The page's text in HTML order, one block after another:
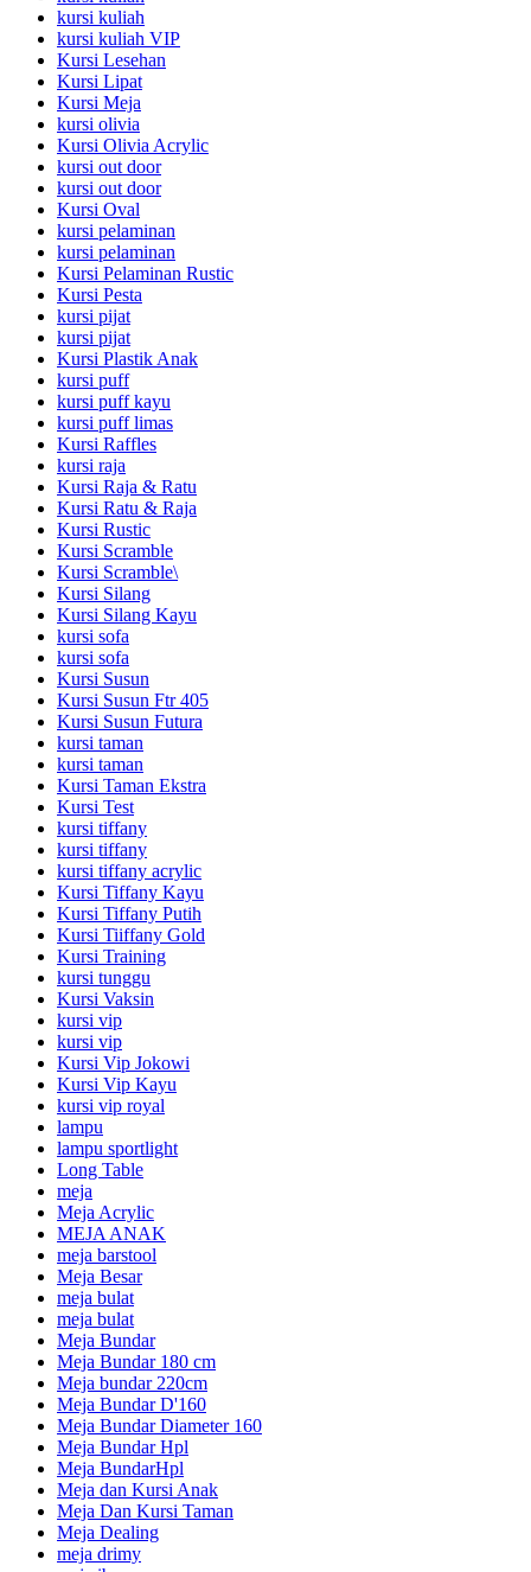
kursi kuliah
kursi kuliah VIP
Kursi Lesehan
Kursi Lipat
Kursi Meja
kursi olivia
Kursi Olivia Acrylic
kursi out door
kursi out door
Kursi Oval
kursi pelaminan
kursi pelaminan
Kursi Pelaminan Rustic
Kursi Pesta
kursi pijat
kursi pijat
Kursi Plastik Anak
kursi puff
kursi puff kayu
kursi puff limas
Kursi Raffles
kursi raja
Kursi Raja & Ratu
Kursi Ratu & Raja
Kursi Rustic
Kursi Scramble
Kursi Scramble\
Kursi Silang
Kursi Silang Kayu
kursi sofa
kursi sofa
Kursi Susun
Kursi Susun Ftr 405
Kursi Susun Futura
kursi taman
kursi taman
Kursi Taman Ekstra
Kursi Test
kursi tiffany
kursi tiffany
kursi tiffany acrylic
Kursi Tiffany Kayu
Kursi Tiffany Putih
Kursi Tiiffany Gold
Kursi Training
kursi tunggu
Kursi Vaksin
kursi vip
kursi vip
Kursi Vip Jokowi
Kursi Vip Kayu
kursi vip royal
lampu
lampu sportlight
Long Table
meja
Meja Acrylic
MEJA ANAK
meja barstool
Meja Besar
meja bulat
meja bulat
Meja Bundar
Meja Bundar 180 cm
Meja bundar 220cm
Meja Bundar D'160
Meja Bundar Diameter 160
Meja Bundar Hpl
Meja BundarHpl
Meja dan Kursi Anak
Meja Dan Kursi Taman
Meja Dealing
meja drimy